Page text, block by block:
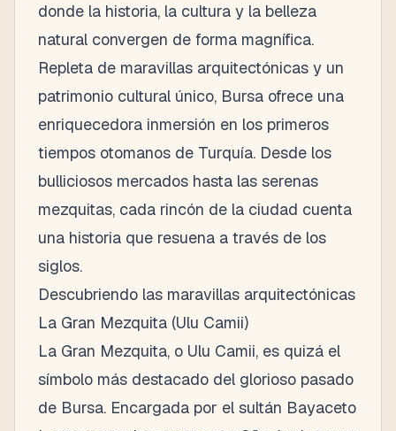
donde la historia, la cultura y la belleza
natural convergen de forma magnífica.
Repleta de maravillas arquitectónicas y un
patrimonio cultural único, Bursa ofrece una
enriquecedora inmersión en los primeros
tiempos otomanos de Turquía. Desde los
bulliciosos mercados hasta las serenas
mezquitas, cada rincón de la ciudad cuenta
una historia que resuena a través de los
siglos.
Descubriendo las maravillas arquitectónicas
La Gran Mezquita (Ulu Camii)
La Gran Mezquita, o Ulu Camii, es quizá el
símbolo más destacado del glorioso pasado
de Bursa. Encargada por el sultán Bayaceto